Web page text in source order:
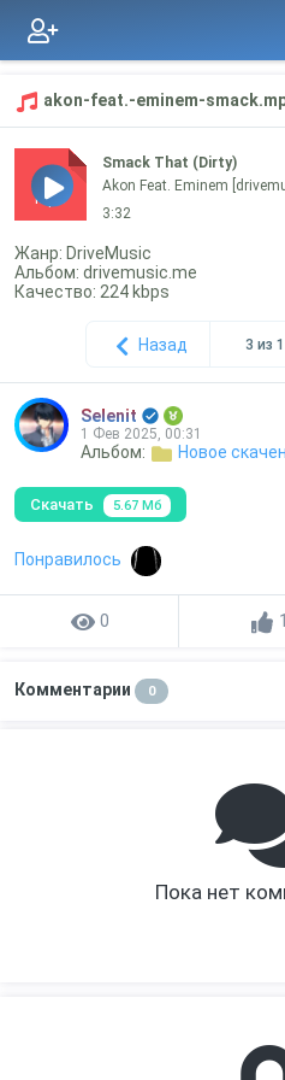
akon-feat.-eminem-
mp3
Smack That (Dirty)
Akon Feat. Eminem
3:32
Жанр: DriveMusic
Альбом: drivemusic.me
Качество: 224 kbps
Назад 3 из
Selenit
1 Фев 2025, 00:31
Альбом: Новое
Скачать 5.67 Мб
Понравилось
0 1
Комментарии 0
Пока нет